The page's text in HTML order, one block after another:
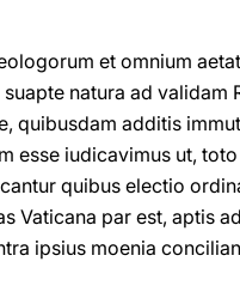
et omnium
natura ad validam
quibusdam additis
esse iudicavimus ut,
quibus electio
Vaticana par est, aptis
ipsius moenia